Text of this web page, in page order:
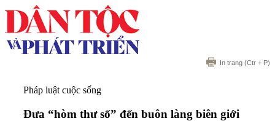
In trang (Ctr + P)
Pháp luật cuộc sống
Đưa “hòm thư số” đến buôn làng biên giới